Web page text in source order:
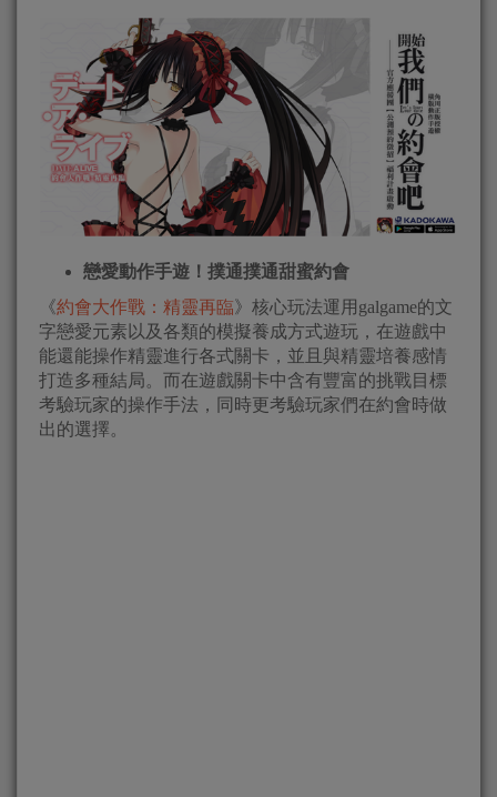
戀愛動作手遊！撲通撲通甜蜜約會
《約會大作戰：精靈再臨》核心玩法運用galgame的文
字戀愛元素以及各類的模擬養成方式遊玩，在遊戲中
能還能操作精靈進行各式關卡，並且與精靈培養感情
打造多種結局。而在遊戲關卡中含有豐富的挑戰目標
考驗玩家的操作手法，同時更考驗玩家們在約會時做
出的選擇。